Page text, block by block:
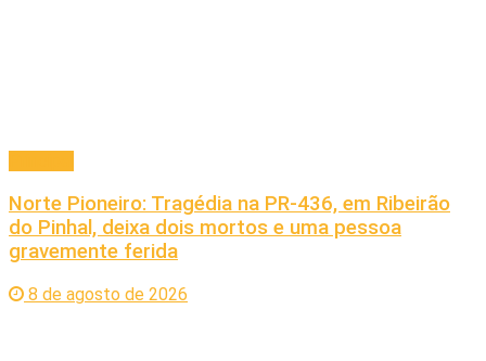
Norte Pioneiro: Tragédia na PR-436, em Ribeirão
do Pinhal, deixa dois mortos e uma pessoa
gravemente ferida
8 de agosto de 2026